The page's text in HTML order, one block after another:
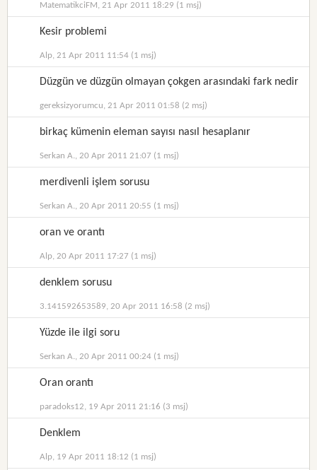
MatematikciFM, 21 Apr 2011 18:29 (1 msj)
Kesir problemi
Alp, 21 Apr 2011 11:54 (1 msj)
Düzgün ve düzgün olmayan çokgen arasındaki fark nedir
gereksizyorumcu, 21 Apr 2011 01:58 (2 msj)
birkaç kümenin eleman sayısı nasıl hesaplanır
Serkan A., 20 Apr 2011 21:07 (1 msj)
merdivenli işlem sorusu
Serkan A., 20 Apr 2011 20:55 (1 msj)
oran ve orantı
Alp, 20 Apr 2011 17:27 (1 msj)
denklem sorusu
3.141592653589, 20 Apr 2011 16:58 (2 msj)
Yüzde ile ilgi soru
Serkan A., 20 Apr 2011 00:24 (1 msj)
Oran orantı
paradoks12, 19 Apr 2011 21:16 (3 msj)
Denklem
Alp, 19 Apr 2011 18:12 (1 msj)